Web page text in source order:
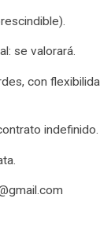
se valorará.
con
indefinido.